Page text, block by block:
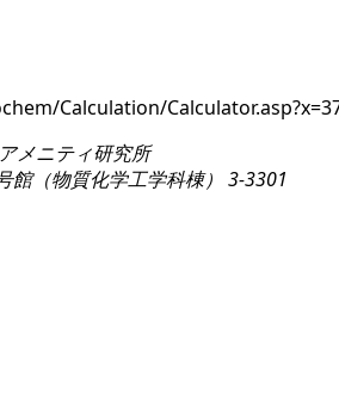
Calculation/
メニティ研究所
館（物質化学工学科棟） 3-3301